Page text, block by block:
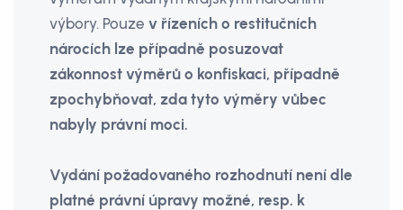
výbory. Pouze v řízeních o restitučních
nárocích lze případně posuzovat
zákonnost výměrů o konfiskaci, případně
zpochybňovat, zda tyto výměry vůbec
nabyly právní moci.
Vydání požadovaného rozhodnutí není dle
platné právní úpravy možné, resp. k